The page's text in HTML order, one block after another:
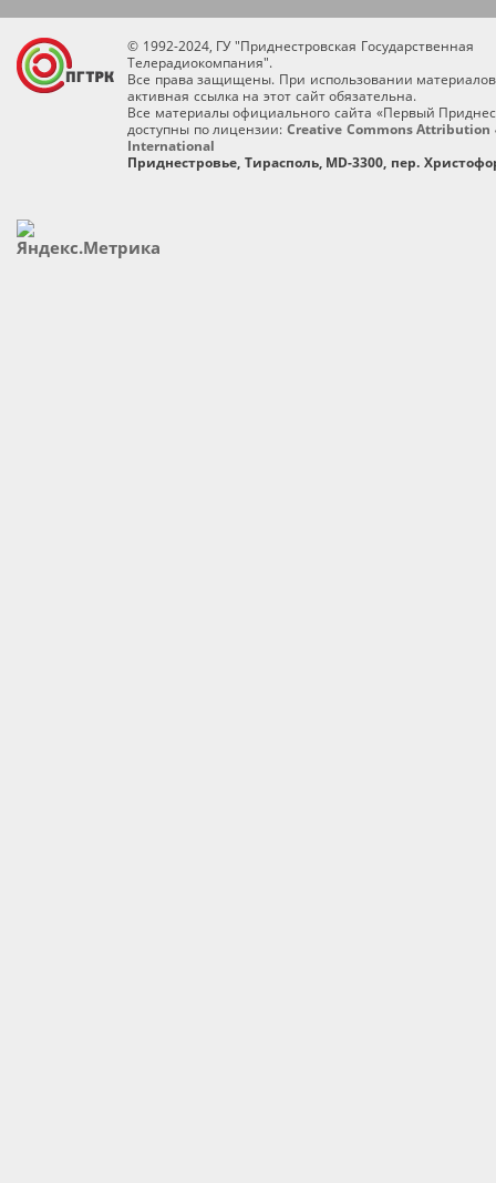
© 1992-2024, ГУ "Приднестровская Государственная
Телерадиокомпания".
Все права защищены. При использовании
активная ссылка на этот сайт обязательна.
Все материалы официального сайта «Первый
доступны по лицензии: Creative Commons Attribution
International
Приднестровье, Тирасполь, MD-3300, пер.